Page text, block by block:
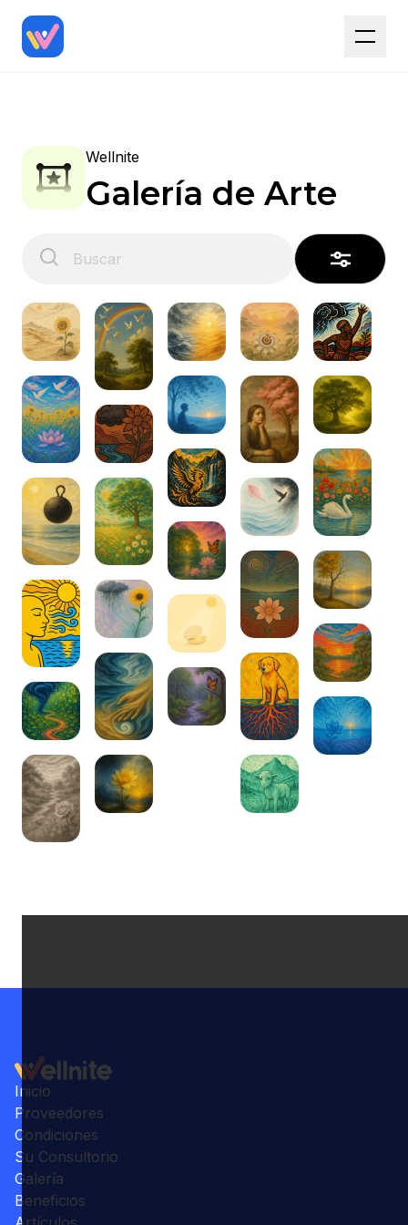
Wellnite
Galería de Arte
Inicio
Proveedores
Condiciones
Su Consultorio
Galería
Beneficios